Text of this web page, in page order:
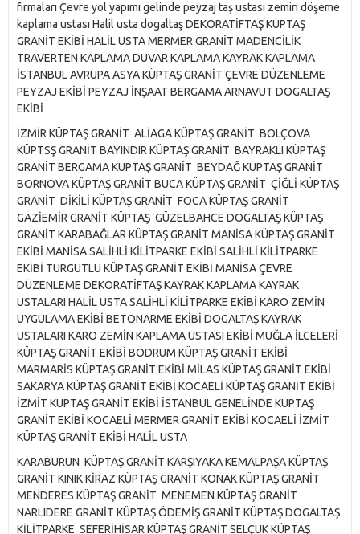
firmaları Çevre yol yapımı gelinde peyzaj taş ustası zemin döşeme
kaplama ustası Halil usta dogaltaş DEKORATİFTAŞ KÜPTAŞ
GRANİT EKİBİ HALİL USTA MERMER GRANİT MADENCİLİK
TRAVERTEN KAPLAMA DUVAR KAPLAMA KAYRAK KAPLAMA
İSTANBUL AVRUPA ASYA KÜPTAŞ GRANİT ÇEVRE DÜZENLEME
PEYZAJ EKİBİ PEYZAJ İNŞAAT BERGAMA ARNAVUT DOGALTAŞ
EKİBİ
İZMİR KÜPTAŞ GRANİT ALİAGA KÜPTAŞ GRANİT BOLÇOVA
KÜPTSŞ GRANİT BAYINDIR KÜPTAŞ GRANİT BAYRAKLI KÜPTAŞ
GRANİT BERGAMA KÜPTAŞ GRANİT BEYDAĞ KÜPTAŞ GRANİT
BORNOVA KÜPTAŞ GRANİT BUCA KÜPTAŞ GRANİT ÇİĞLİ KÜPTAŞ
GRANİT DİKİLİ KÜPTAŞ GRANİT FOCA KÜPTAŞ GRANİT
GAZİEMİR GRANİT KÜPTAŞ GÜZELBAHCE DOGALTAŞ KÜPTAŞ
GRANİT KARABAĞLAR KÜPTAŞ GRANİT MANİSA KÜPTAŞ GRANİT
EKİBİ MANİSA SALİHLİ KİLİTPARKE EKİBİ SALİHLİ KİLİTPARKE
EKİBİ TURGUTLU KÜPTAŞ GRANİT EKİBİ MANİSA ÇEVRE
DÜZENLEME DEKORATİFTAŞ KAYRAK KAPLAMA KAYRAK
USTALARI HALİL USTA SALİHLİ KİLİTPARKE EKİBİ KARO ZEMİN
UYGULAMA EKİBİ BETONARME EKİBİ DOGALTAŞ KAYRAK
USTALARI KARO ZEMİN KAPLAMA USTASI EKİBİ MUĞLA İLCELERİ
KÜPTAŞ GRANİT EKİBİ BODRUM KÜPTAŞ GRANİT EKİBİ
MARMARİS KÜPTAŞ GRANİT EKİBİ MİLAS KÜPTAŞ GRANİT EKİBİ
SAKARYA KÜPTAŞ GRANİT EKİBİ KOCAELİ KÜPTAŞ GRANİT EKİBİ
İZMİT KÜPTAŞ GRANİT EKİBİ İSTANBUL GENELİNDE KÜPTAŞ
GRANİT EKİBİ KOCAELİ MERMER GRANİT EKİBİ KOCAELİ İZMİT
KÜPTAŞ GRANİT EKİBİ HALİL USTA
KARABURUN KÜPTAŞ GRANİT KARŞIYAKA KEMALPAŞA KÜPTAŞ
GRANİT KINIK KİRAZ KÜPTAŞ GRANİT KONAK KÜPTAŞ GRANİT
MENDERES KÜPTAŞ GRANİT MENEMEN KÜPTAŞ GRANİT
NARLIDERE GRANİT KÜPTAŞ ÖDEMİŞ GRANİT KÜPTAŞ DOGALTAŞ
KİLİTPARKE SEFERİHİSAR KÜPTAŞ GRANİT SELÇUK KÜPTAŞ